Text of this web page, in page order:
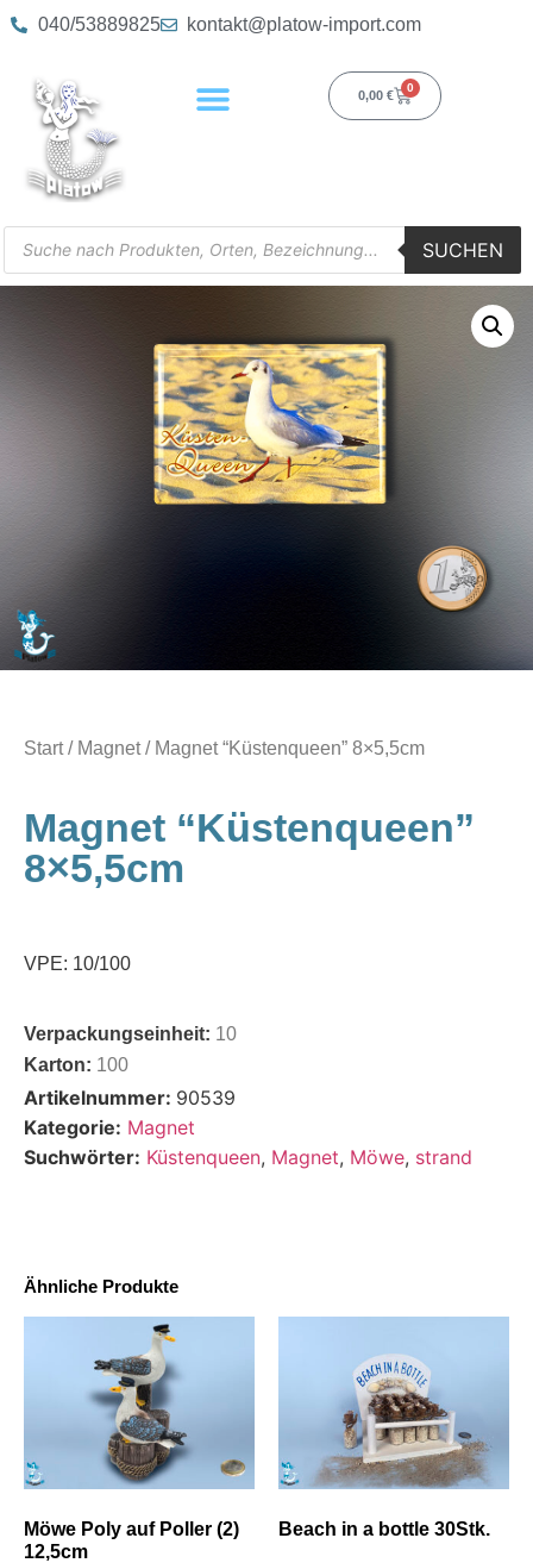
040/53889825 kontakt@platow-import.com
0,00 €
0
SUCHEN
Start/ Magnet/ Magnet “Küstenqueen” 8×5,5cm
Magnet “Küstenqueen”
8×5,5cm
VPE: 10/100
Verpackungseinheit: 10
Karton: 100
Artikelnummer: 90539
Kategorie: Magnet
Suchwörter: Küstenqueen, Magnet, Möwe, strand
Ähnliche Produkte
Möwe Poly auf Poller (2)
12,5cm
Beach in a bottle 30Stk.